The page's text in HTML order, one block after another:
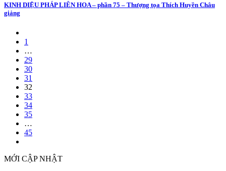
KINH DIỆU PHÁP LIÊN HOA – phần 75 – Thượng tọa Thích Huyền Châu
giảng
1
…
29
30
31
32
33
34
35
…
45
MỚI CẬP NHẬT